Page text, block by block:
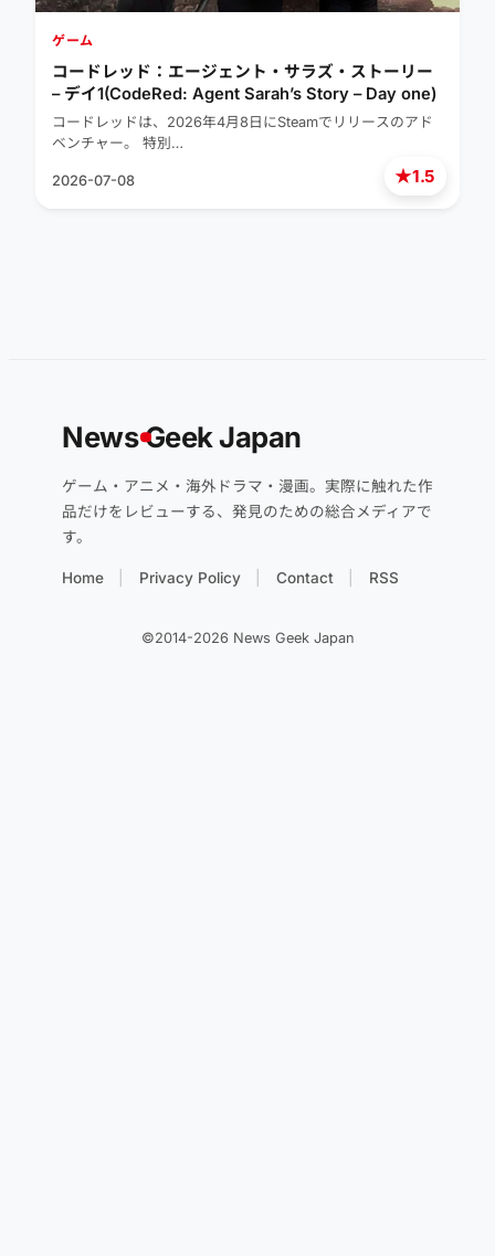
★1.5
ゲーム
コードレッド：エージェント・サラズ・ストーリー
– デイ1(CodeRed: Agent Sarah’s Story – Day one)
コードレッドは、2026年4月8日にSteamでリリースのアド
ベンチャー。 特別…
2026-07-08
NewsGeek Japan
ゲーム・アニメ・海外ドラマ・漫画。実際に触れた作
品だけをレビューする、発見のための総合メディアで
す。
Home Privacy Policy Contact RSS
©2014-2026 News Geek Japan